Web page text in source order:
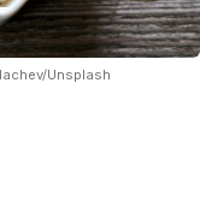
Unsplash